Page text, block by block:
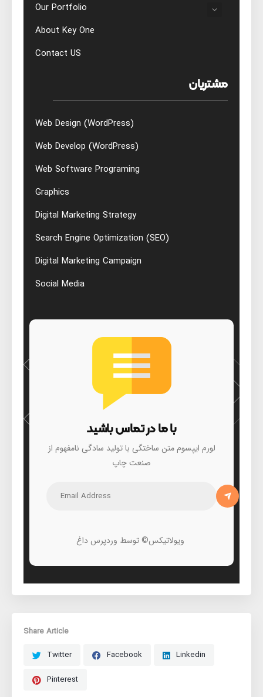
Our Portfolio
About Key One
Contact US
مشتریان
Web Design (WordPress)
Web Develop (WordPress)
Web Software Programing
Graphics
Digital Marketing Strategy
Search Engine Optimization (SEO)
Digital Marketing Campaign
Social Media
با ما در تماس باشید
لورم ایپسوم متن ساختگی با تولید سادگی نامفهوم از
صنعت چاپ
Share Article
Twitter
Facebook
Linkedin
Pinterest